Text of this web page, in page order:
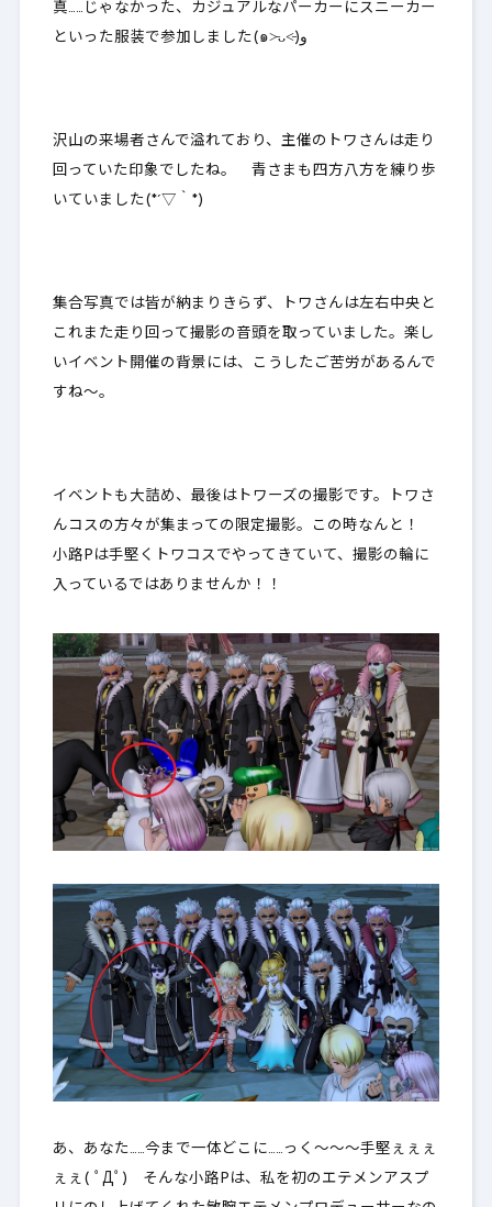
真……じゃなかった、カジュアルなパーカーにスニーカー
沢山の来場者さんで溢れており、主催のトワさんは走り
回っていた印象でしたね。 青さまも四方八方を練り歩
いていました(*´▽｀*)
集合写真では皆が納まりきらず、トワさんは左右中央と
これまた走り回って撮影の音頭を取っていました。楽し
いイベント開催の背景には、こうしたご苦労があるんで
すね～。
イベントも大詰め、最後はトワーズの撮影です。トワさ
んコスの方々が集まっての限定撮影。この時なんと！
小路Pは手堅くトワコスでやってきていて、撮影の輪に
入っているではありませんか！！
あ、あなた……今まで一体どこに……っく～～～手堅ぇぇぇ
ぇぇ( ﾟДﾟ) そんな小路Pは、私を初のエテメンアスプ